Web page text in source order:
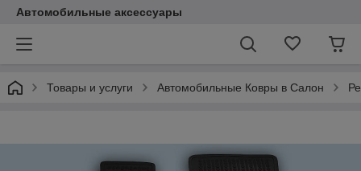
Автомобильные аксессуары
Товары и услуги Автомобильные Ковры в Салон